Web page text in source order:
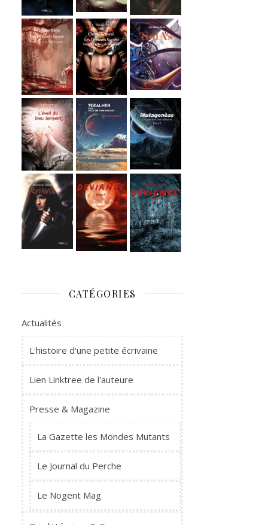
CATÉGORIES
Actualités
L'histoire d'une petite écrivaine
Lien Linktree de l'auteure
Presse & Magazine
La Gazette les Mondes Mutants
Le Journal du Perche
Le Nogent Mag